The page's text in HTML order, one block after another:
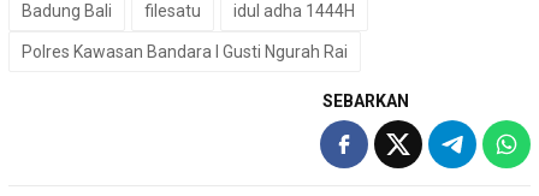
Badung Bali filesatu idul adha 1444H
Polres Kawasan Bandara I Gusti Ngurah Rai
SEBARKAN